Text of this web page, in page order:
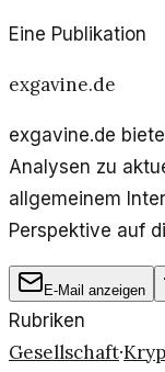
Eine Publikation
exgavine.de
exgavine.de
Analysen zu
allgemeinem
Perspektive auf
E-Mail anzeigen
Rubriken
Gesellschaft·